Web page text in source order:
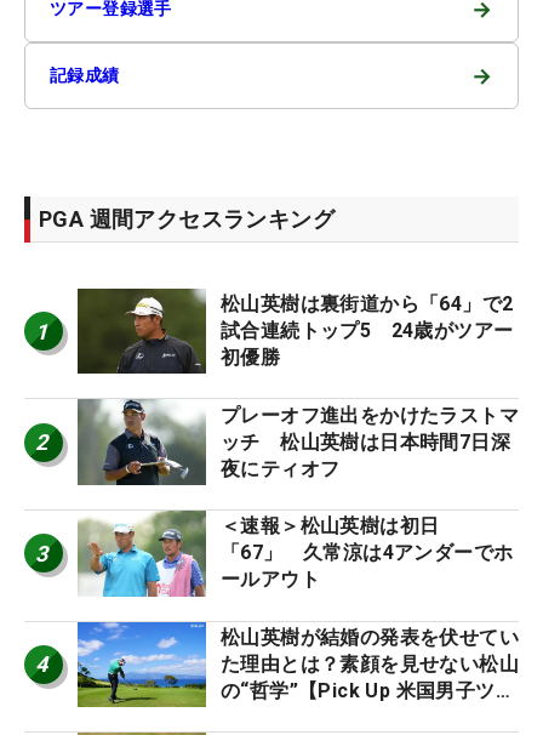
ツアー登録選手 →
記録成績 →
PGA 週間アクセスランキング
1
松山英樹は裏街道から「64」で2
試合連続トップ5 24歳がツアー
初優勝
2
プレーオフ進出をかけたラストマ
ッチ 松山英樹は日本時間7日深
夜にティオフ
3
＜速報＞松山英樹は初日
「67」 久常涼は4アンダーでホ
ールアウト
4
松山英樹が結婚の発表を伏せてい
た理由とは？素顔を見せない松山
の“哲学”【Pick Up 米国男子ツア